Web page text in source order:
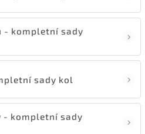
- kompletní sady
sady kol
- kompletní sady